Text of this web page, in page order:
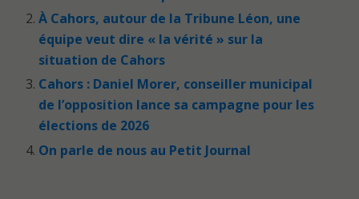
À Cahors, autour de la Tribune Léon, une
équipe veut dire « la vérité » sur la
situation de Cahors
Cahors : Daniel Morer, conseiller municipal
de l’opposition lance sa campagne pour les
élections de 2026
On parle de nous au Petit Journal